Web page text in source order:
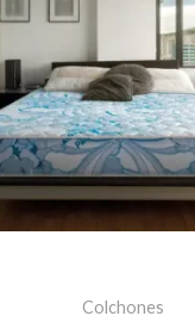
Colchones